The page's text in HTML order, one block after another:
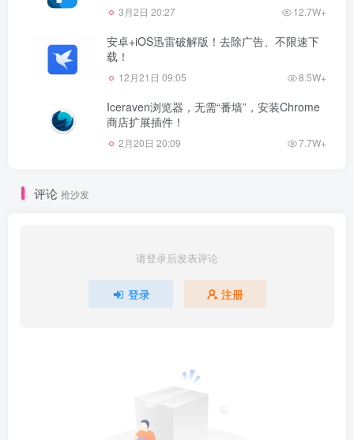
3月2日 20:27 12.7W+
安卓+iOS迅雷破解版！去除广告、不限速下
载！
12月21日 09:05 8.5W+
Iceraven浏览器，无需“番墙”，安装Chrome
商店扩展插件！
2月20日 20:09 7.7W+
评论 抢沙发
请登录后发表评论
登录 注册